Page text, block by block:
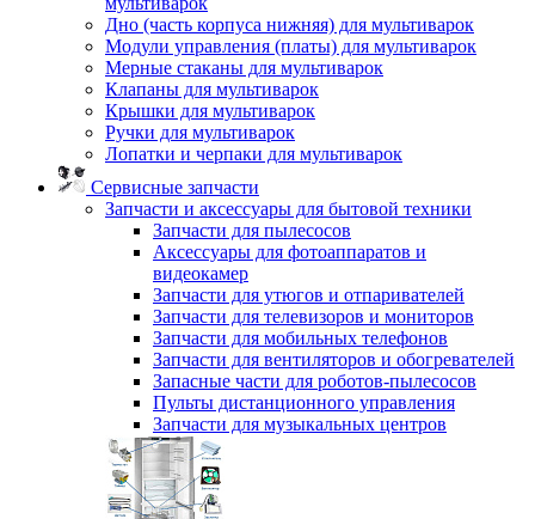
Дно (часть корпуса нижняя) для мультиварок
Модули управления (платы) для мультиварок
Мерные стаканы для мультиварок
Клапаны для мультиварок
Крышки для мультиварок
Ручки для мультиварок
Лопатки и черпаки для мультиварок
Сервисные запчасти
Запчасти и аксессуары для бытовой техники
Запчасти для пылесосов
Аксессуары для фотоаппаратов и
видеокамер
Запчасти для утюгов и отпаривателей
Запчасти для телевизоров и мониторов
Запчасти для мобильных телефонов
Запчасти для вентиляторов и обогревателей
Запасные части для роботов-пылесосов
Пульты дистанционного управления
Запчасти для музыкальных центров